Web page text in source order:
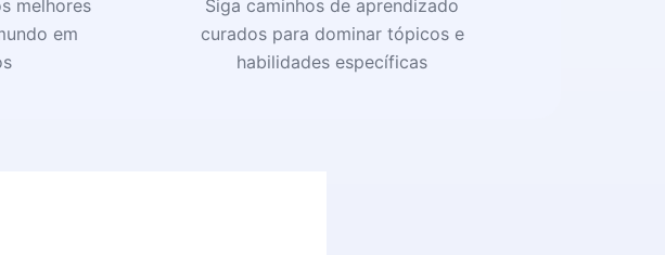
melhores
em
Siga caminhos de aprendizado
curados para dominar tópicos e
habilidades específicas